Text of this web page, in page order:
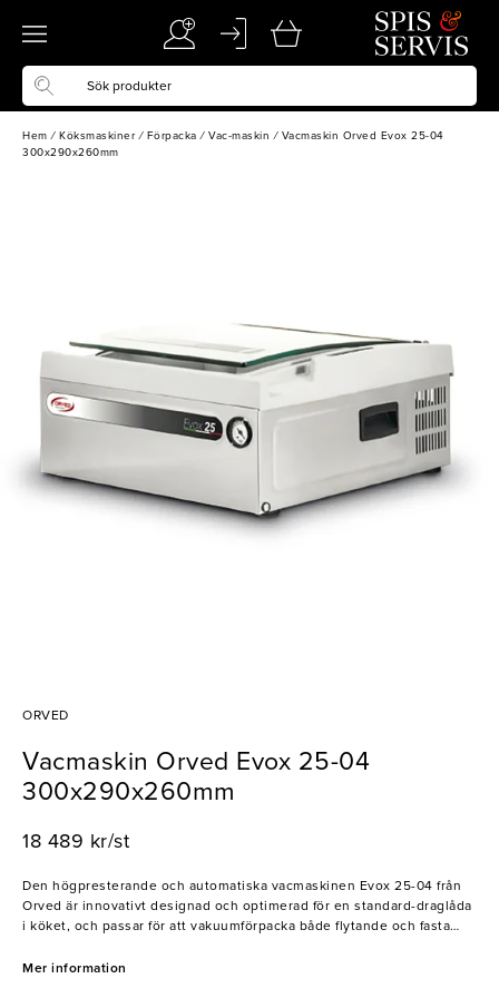
Hem / Köksmaskiner / Förpacka / Vac-maskin / Vacmaskin Orved Evox 25-04
300x290x260mm
ORVED
Vacmaskin Orved Evox 25-04
300x290x260mm
18 489 kr/st
Den högpresterande och automatiska vacmaskinen Evox 25-04 från
Orved är innovativt designad och optimerad för en standard-draglåda
i köket, och passar för att vakuumförpacka både flytande och fasta
vakuumkammare med High Flex-teknologi som säkerställer en
Mer information